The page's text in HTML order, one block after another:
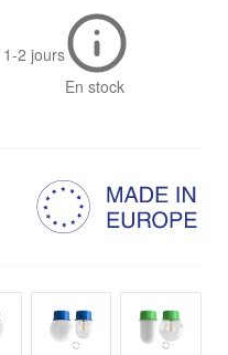
1-2 jours
En stock